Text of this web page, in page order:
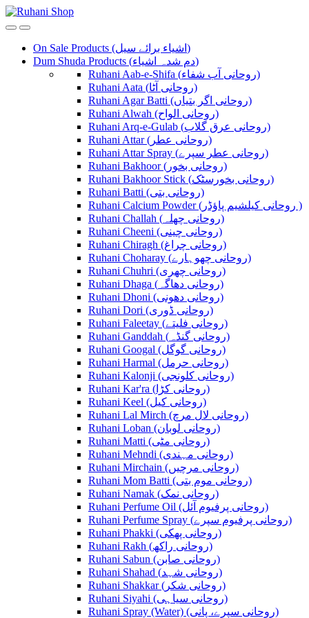
Skip
to
Skip
to
On Sale Products (اشیاء برائے سیل)
Dum Shuda Products (دم شدہ اشیاء)
Ruhani Aab-e-Shifa (روحانی آب شفاء)
Ruhani Aata (روحانی آٹا)
Ruhani Agar Batti (روحانی اگر بتیاں)
Ruhani Alwah (روحانی الواح)
Ruhani Arq-e-Gulab (روحانی عرق گلاب)
Ruhani Attar (روحانی عطر)
Ruhani Attar Spray (روحانی عطر سپرے)
Ruhani Bakhoor (روحانی بخور)
Ruhani Bakhoor Stick (روحانی بخورسٹک)
Ruhani Batti (روحانی بتی)
Ruhani Calcium Powder (روحانی کیلشیم پاؤڈر )
Ruhani Challah (روحانی چھلہ)
Ruhani Cheeni (روحانی چینی)
Ruhani Chiragh (روحانی چراغ)
Ruhani Choharay (روحانی چھوہارے)
Ruhani Chuhri (روحانی چھری)
Ruhani Dhaga (روحانی دھاگہ)
Ruhani Dhoni (روحانی دھونی)
Ruhani Dori (روحانی ڈوری)
Ruhani Faleetay (روحانی فلیتے)
Ruhani Ganddah (روحانی گنڈہ)
Ruhani Googal (روحانی گوگل)
Ruhani Harmal (روحانی حرمل)
Ruhani Kalonji (روحانی کلونجی)
Ruhani Kar'ra (روحانی کڑا)
Ruhani Keel (روحانی کیل)
Ruhani Lal Mirch (روحانی لال مرچ)
Ruhani Loban (روحانی لوبان)
Ruhani Matti (روحانی مٹی)
Ruhani Mehndi (روحانی مہندی)
Ruhani Mirchain (روحانی مرچیں)
Ruhani Mom Batti (روحانی موم بتی)
Ruhani Namak (روحانی نمک)
Ruhani Perfume Oil (روحانی پرفیوم آئل)
Ruhani Perfume Spray (روحانی پرفیوم سپرے)
Ruhani Phakki (روحانی پھکی)
Ruhani Rakh (روحانی راکھ)
Ruhani Sabun (روحانی صابن)
Ruhani Shahad (روحانی شہد)
Ruhani Shakkar (روحانی شکر)
Ruhani Siyahi (روحانی سیاہی)
Ruhani Spray (Water) (روحانی سپرے، پانی)